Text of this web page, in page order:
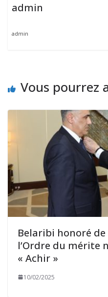
admin
admin
Vous pourrez
Belaribi honoré
l’Ordre du mérite
« Achir »
10/02/2025